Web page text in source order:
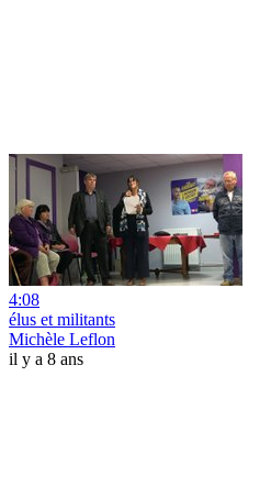
4:08
élus et militants
Michèle Leflon
il y a 8 ans